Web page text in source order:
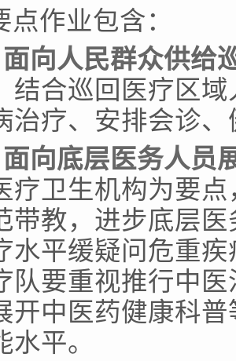
作业包含：
面向人民群众供给
结合巡回医疗区
治疗、安排会诊
面向底层医务人员
疗卫生机构为要
带教，进步底层
水平缓疑问危重
队要重视推行中
开中医药健康科
平。